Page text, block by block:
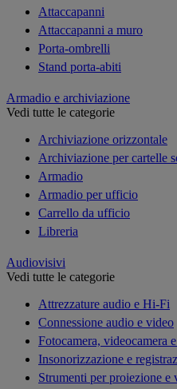
Attaccapanni
Attaccapanni a muro
Porta-ombrelli
Stand porta-abiti
Armadio e archiviazione
Vedi tutte le categorie
Archiviazione orizzontale
Archiviazione per cartelle
Armadio
Armadio per ufficio
Carrello da ufficio
Libreria
Audiovisivi
Vedi tutte le categorie
Attrezzature audio e Hi-Fi
Connessione audio e video
Fotocamera, videocamera
Insonorizzazione e
Strumenti per proiezione e